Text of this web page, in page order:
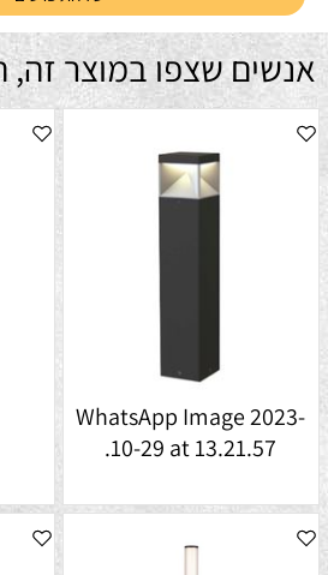
אנשים שצפו במוצר זה,
WhatsApp Image 2023-
10-29 at 13.21.57.